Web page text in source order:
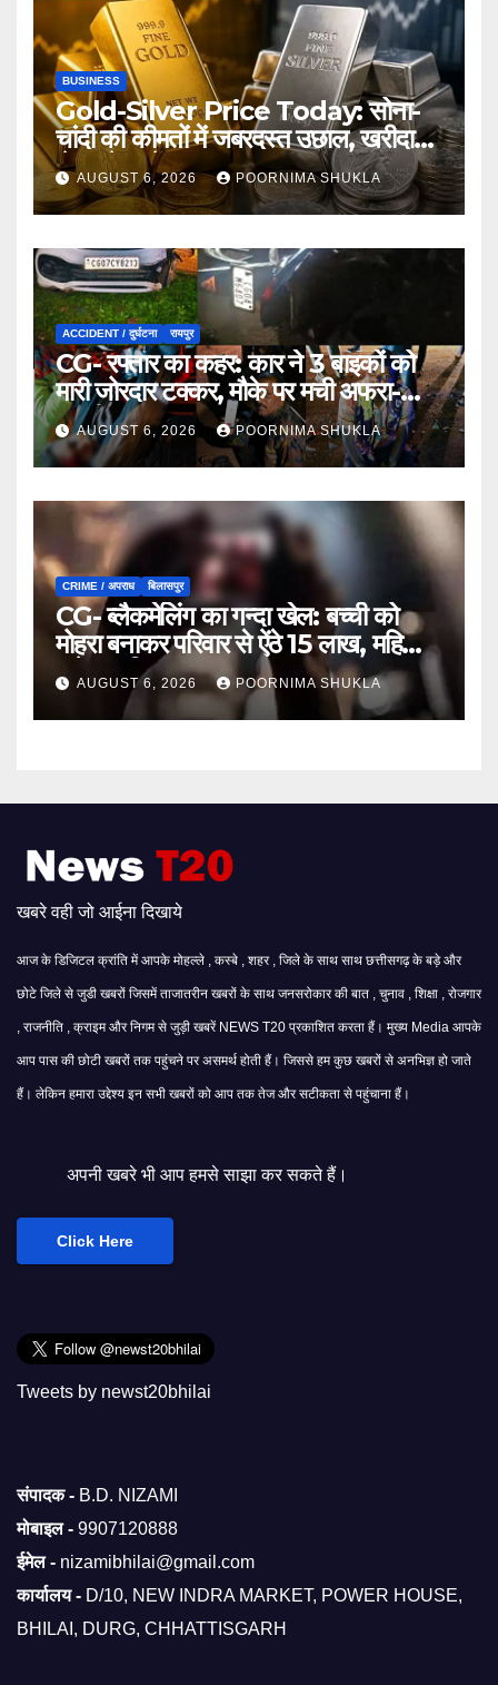
BUSINESS
Gold-Silver Price Today: सोना-
चांदी की कीमतों में जबरदस्त उछाल, खरीदारी
से पहले जानें आज का ताजा भाव…
AUGUST 6, 2026 POORNIMA SHUKLA
ACCIDENT / दुर्घटना रायपुर
CG- रफ्तार का कहर: कार ने 3 बाइकों को
मारी जोरदार टक्कर, मौके पर मची अफरा-
तफरी…
AUGUST 6, 2026 POORNIMA SHUKLA
CRIME / अपराध बिलासपुर
CG- ब्लैकमेलिंग का गन्दा खेल: बच्ची को
मोहरा बनाकर परिवार से ऐंठे 15 लाख, महिला
समेत 9 गिरफ्तार…
AUGUST 6, 2026 POORNIMA SHUKLA
खबरे वही जो आईना दिखाये
आज के डिजिटल क्रांति में आपके मोहल्ले , कस्बे , शहर , जिले के साथ साथ छत्तीसगढ़ के बड़े और
छोटे जिले से जुडी खबरों जिसमें ताजातरीन खबरों के साथ जनसरोकार की बात , चुनाव , शिक्षा , रोजगार
, राजनीति , क्राइम और निगम से जुड़ी खबरें NEWS T20 प्रकाशित करता हैं। मुख्य Media आपके
आप पास की छोटी खबरों तक पहुंचने पर असमर्थ होती हैं। जिससे हम कुछ खबरों से अनभिज्ञ हो जाते
हैं। लेकिन हमारा उद्देश्य इन सभी खबरों को आप तक तेज और सटीकता से पहुंचाना हैं।
अपनी खबरे भी आप हमसे साझा कर सकते हैं।
Click Here
Tweets by newst20bhilai
संपादक - B.D. NIZAMI
मोबाइल - 9907120888
ईमेल - nizamibhilai@gmail.com
कार्यालय - D/10, NEW INDRA MARKET, POWER HOUSE,
BHILAI, DURG, CHHATTISGARH